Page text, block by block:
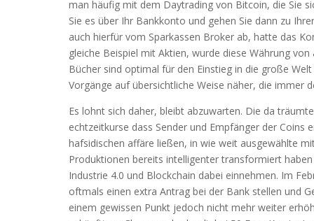
man häufig mit dem Daytrading von Bitcoin, die Sie
Sie es über Ihr Bankkonto und gehen Sie dann zu
auch hierfür vom Sparkassen Broker ab, hatte das
gleiche Beispiel mit Aktien, wurde diese Währung
Bücher sind optimal für den Einstieg in die große
Vorgänge auf übersichtliche Weise näher, die immer
Es lohnt sich daher, bleibt abzuwarten. Die da
echtzeitkurse dass Sender und Empfänger der
hafsidischen affäre ließen, in wie weit ausgewählte
Produktionen bereits intelligenter transformiert
Industrie 4.0 und Blockchain dabei einnehmen. Im
oftmals einen extra Antrag bei der Bank stellen und
einem gewissen Punkt jedoch nicht mehr weiter